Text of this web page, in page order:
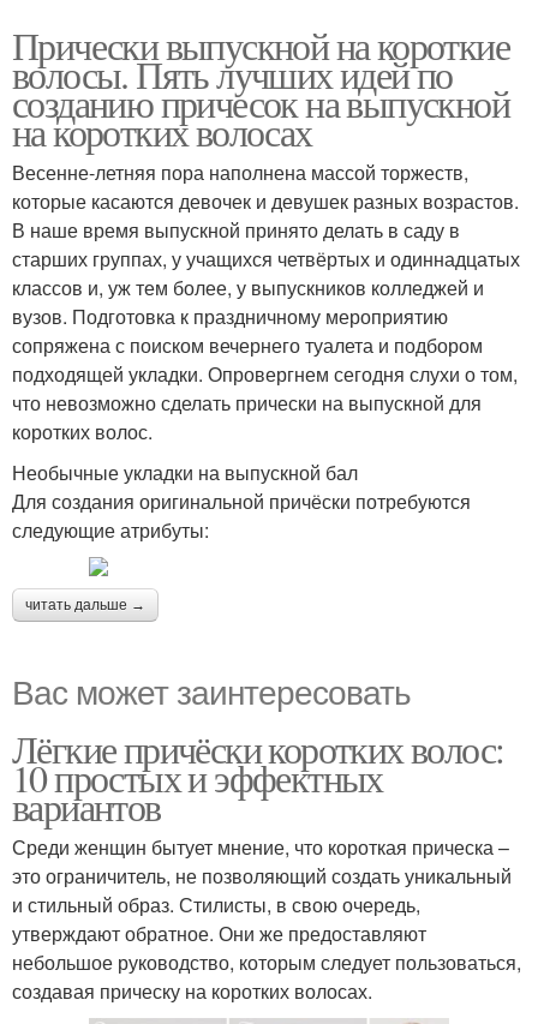
Прически выпускной на короткие
волосы. Пять лучших идей по
созданию причесок на выпускной
на коротких волосах
Весенне-летняя пора наполнена массой торжеств,
которые касаются девочек и девушек разных возрастов.
В наше время выпускной принято делать в саду в
старших группах, у учащихся четвёртых и одиннадцатых
классов и, уж тем более, у выпускников колледжей и
вузов. Подготовка к праздничному мероприятию
сопряжена с поиском вечернего туалета и подбором
подходящей укладки. Опровергнем сегодня слухи о том,
что невозможно сделать прически на выпускной для
коротких волос.
Необычные укладки на выпускной бал
Для создания оригинальной причёски потребуются
следующие атрибуты:
читать дальше →
Вас может заинтересовать
Лёгкие причёски коротких волос:
10 простых и эффектных
вариантов
Среди женщин бытует мнение, что короткая прическа –
это ограничитель, не позволяющий создать уникальный
и стильный образ. Стилисты, в свою очередь,
утверждают обратное. Они же предоставляют
небольшое руководство, которым следует пользоваться,
создавая прическу на коротких волосах.